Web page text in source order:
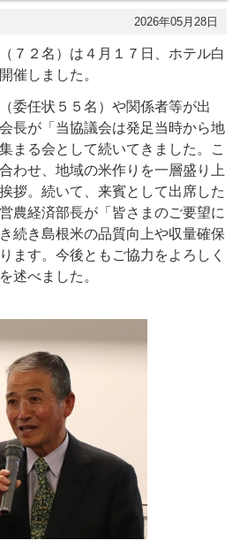
2026年05月28日
７２名）は４月１７日、ホテル白
催しました。
委任状５５名）や関係者等が出
長が「当協議会は発足当時から地
まる会として続いてきました。こ
わせ、地域の米作りを一層盛り上
拶。続いて、来賓として出席した
農経済部長が「皆さまのご要望に
続き島根米の品質向上や収量確保
ます。今後ともご協力をよろしく
述べました。